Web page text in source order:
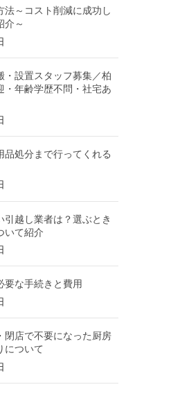
法～コスト削減に成功し
介～
・設置スタッフ募集／柏
・年齢学歴不問・社宅あ
品処分まで行ってくれる
引越し業者は？選ぶとき
いて紹介
要な手続きと費用
閉店で不要になった厨房
について